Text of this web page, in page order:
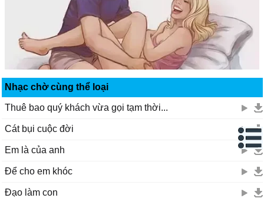
Nhạc chờ cùng thể loại
Thuê bao quý khách vừa gọi tạm thời...
Cát bụi cuộc đời
Em là của anh
Để cho em khóc
Đạo làm con